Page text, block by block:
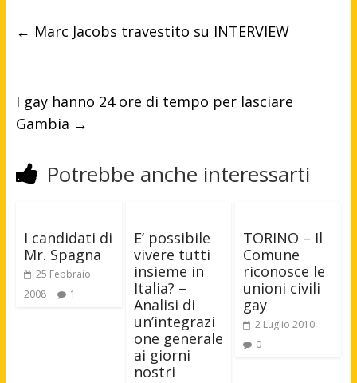
← Marc Jacobs travestito su INTERVIEW
I gay hanno 24 ore di tempo per lasciare
Gambia →
Potrebbe anche interessarti
I candidati di
Mr. Spagna
25 Febbraio
2008
1
E’ possibile
vivere tutti
insieme in
Italia? –
Analisi di
un’integrazi
one generale
ai giorni
nostri
TORINO – Il
Comune
riconosce le
unioni civili
gay
2 Luglio 2010
0